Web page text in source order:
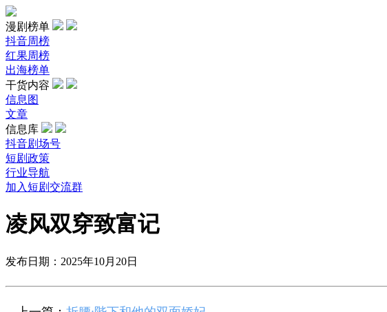
漫剧榜单
抖音周榜
红果周榜
出海榜单
干货内容
信息图
文章
信息库
抖音剧场号
短剧政策
行业导航
加入短剧交流群
凌风双穿致富记
发布日期：2025年10月20日